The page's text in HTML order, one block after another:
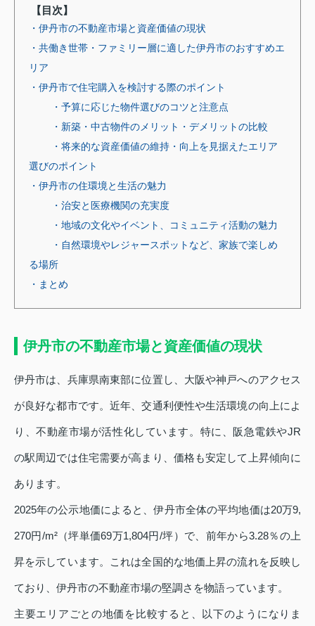
【目次】
・伊丹市の不動産市場と資産価値の現状
・共働き世帯・ファミリー層に適した伊丹市のおすすめエ
リア
・伊丹市で住宅購入を検討する際のポイント
・予算に応じた物件選びのコツと注意点
・新築・中古物件のメリット・デメリットの比較
・将来的な資産価値の維持・向上を見据えたエリア
選びのポイント
・伊丹市の住環境と生活の魅力
・治安と医療機関の充実度
・地域の文化やイベント、コミュニティ活動の魅力
・自然環境やレジャースポットなど、家族で楽しめ
る場所
・まとめ
伊丹市の不動産市場と資産価値の現状
伊丹市は、兵庫県南東部に位置し、大阪や神戸へのアクセス
が良好な都市です。近年、交通利便性や生活環境の向上によ
り、不動産市場が活性化しています。特に、阪急電鉄やJR
の駅周辺では住宅需要が高まり、価格も安定して上昇傾向に
あります。
2025年の公示地価によると、伊丹市全体の平均地価は20万9,
270円/m²（坪単価69万1,804円/坪）で、前年から3.28％の上
昇を示しています。これは全国的な地価上昇の流れを反映し
ており、伊丹市の不動産市場の堅調さを物語っています。
主要エリアごとの地価を比較すると、以下のようになりま